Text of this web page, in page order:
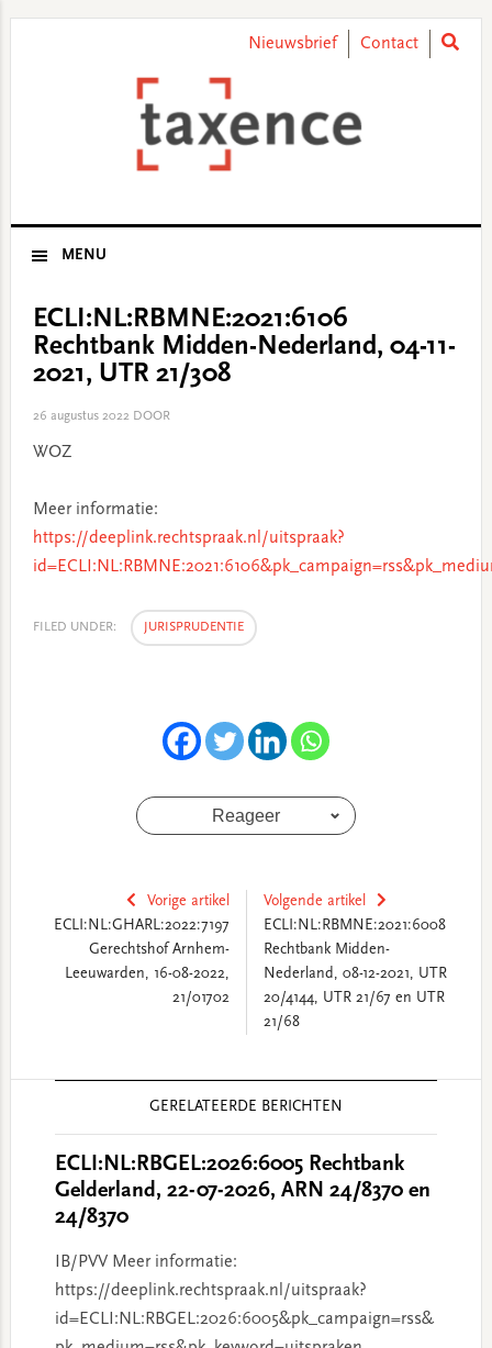
Nieuwsbrief Contact
MENU
ECLI:NL:RBMNE:2021:6106
Rechtbank Midden-Nederland, 04-11-
2021, UTR 21/308
26 augustus 2022DOOR
WOZ
Meer informatie:
https://deeplink.rechtspraak.nl/uitspraak?
FILED UNDER: JURISPRUDENTIE
Reageer
Vorige artikel
ECLI:NL:GHARL:2022:7197
Gerechtshof Arnhem-
Leeuwarden, 16-08-2022,
21/01702
Volgende artikel
ECLI:NL:RBMNE:2021:6008
Rechtbank Midden-
Nederland, 08-12-2021, UTR
20/4144, UTR 21/67 en UTR
21/68
GERELATEERDE BERICHTEN
ECLI:NL:RBGEL:2026:6005 Rechtbank
Gelderland, 22-07-2026, ARN 24/8370 en
24/8370
IB/PVV Meer informatie:
https://deeplink.rechtspraak.nl/uitspraak?
id=ECLI:NL:RBGEL:2026:6005&pk_campaign=rss&